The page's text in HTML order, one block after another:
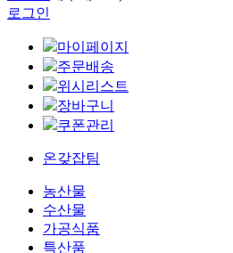
로그인
마이페이지
주문배송
위시리스트
장바구니
쿠폰관리
온갖잡팀
농산물
수산물
가공식품
특산품